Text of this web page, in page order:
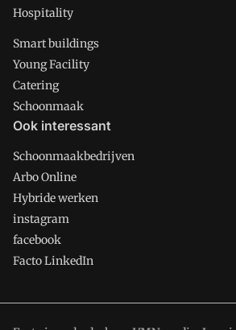
Hospitality
Smart buildings
Young Facility
Catering
Schoonmaak
Ook interessant
Schoonmaakbedrijven
Arbo Online
Hybride werken
instagram
facebook
Facto LinkedIn